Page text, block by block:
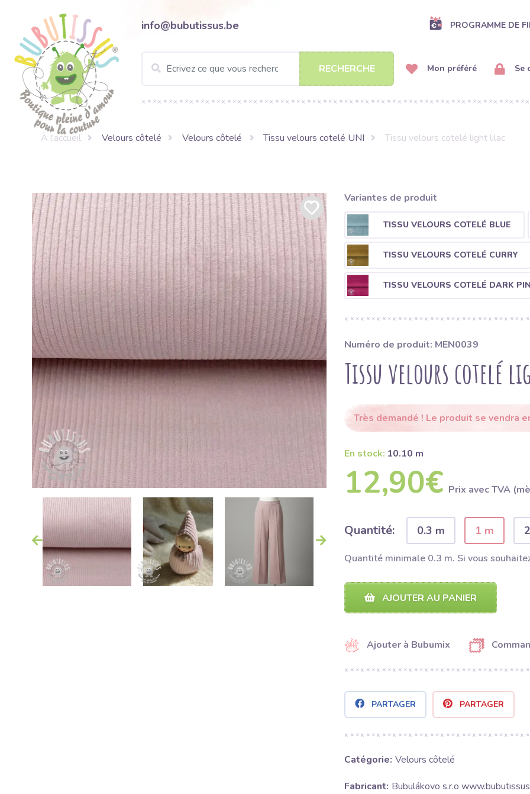
info@bubutissus.be PROGRAMME DE
RECHERCHE Mon préféré Se
À l'accueil Velours côtelé Velours côtelé Tissu velours cotelé UNI Tissu velours cotelé light lilac
Variantes de produit
TISSU VELOURS COTELÉ BLUE
TISSU VELOURS COTELÉ CURRY
TISSU VELOURS COTELÉ DARK
Numéro de produit: MEN0039
Tissu velours cotelé
Très demandé ! Le produit se vendra
En stock: 10.10 m
12,90€ Prix ​​avec TVA
Quantité: 0.3 m 1 m
Quantité minimale 0.3 m. Si vous
AJOUTER AU PANIER
Ajouter à Bubumix
PARTAGER PARTAGER
Catégorie: Velours côtelé
Fabricant: Bubulákovo s.r.o